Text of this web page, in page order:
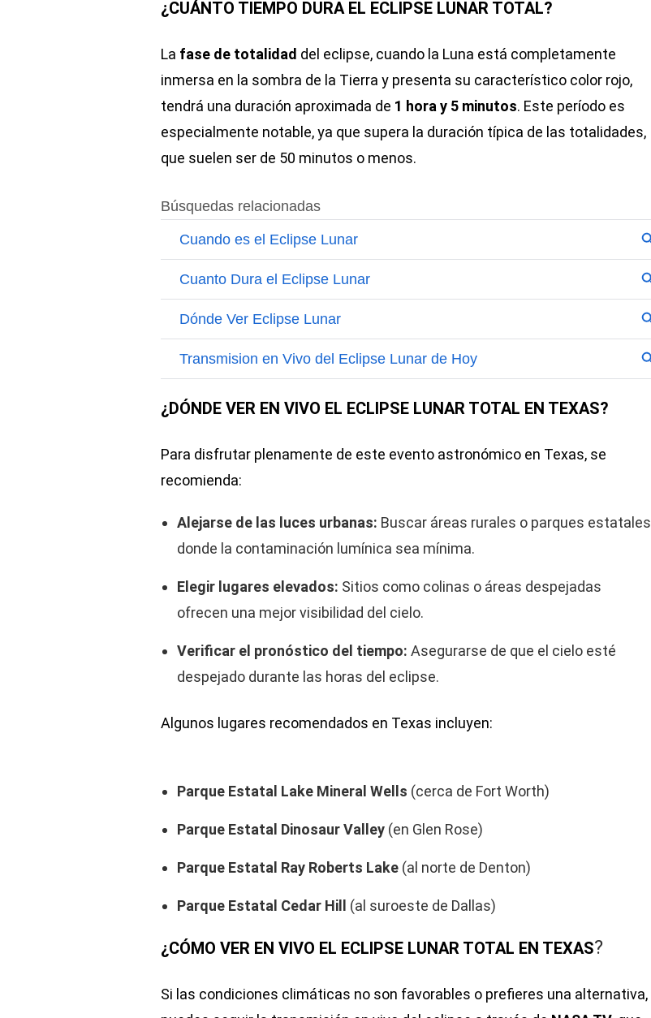
¿CUÁNTO TIEMPO DURA EL ECLIPSE LUNAR TOTAL?
La fase de totalidad del eclipse, cuando la Luna está completamente
inmersa en la sombra de la Tierra y presenta su característico color rojo,
tendrá una duración aproximada de 1 hora y 5 minutos. Este período es
especialmente notable, ya que supera la duración típica de las totalidades,
que suelen ser de 50 minutos o menos.
¿DÓNDE VER EN VIVO EL ECLIPSE LUNAR TOTAL EN TEXAS?
Para disfrutar plenamente de este evento astronómico en Texas, se
recomienda:
Alejarse de las luces urbanas: Buscar áreas rurales o parques estatales
donde la contaminación lumínica sea mínima.
Elegir lugares elevados: Sitios como colinas o áreas despejadas
ofrecen una mejor visibilidad del cielo.
Verificar el pronóstico del tiempo: Asegurarse de que el cielo esté
despejado durante las horas del eclipse.
Algunos lugares recomendados en Texas incluyen:
Parque Estatal Lake Mineral Wells (cerca de Fort Worth)
Parque Estatal Dinosaur Valley (en Glen Rose)
Parque Estatal Ray Roberts Lake (al norte de Denton)
Parque Estatal Cedar Hill (al suroeste de Dallas)
¿CÓMO VER EN VIVO EL ECLIPSE LUNAR TOTAL EN TEXAS?
Si las condiciones climáticas no son favorables o prefieres una alternativa,